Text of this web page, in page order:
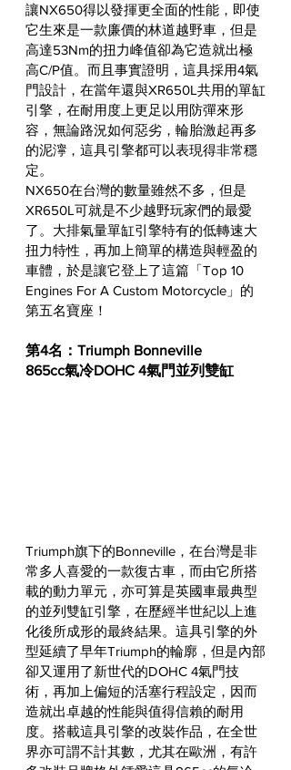
讓NX650得以發揮更全面的性能，即使
它生來是一款廉價的林道越野車，但是
高達53Nm的扭力峰值卻為它造就出極
高C/P值。而且事實證明，這具採用4氣
門設計，在當年還與XR650L共用的單缸
引擎，在耐用度上更足以用防彈來形
容，無論路況如何惡劣，輪胎激起再多
的泥濘，這具引擎都可以表現得非常穩
定。
NX650在台灣的數量雖然不多，但是
XR650L可就是不少越野玩家們的最愛
了。大排氣量單缸引擎特有的低轉速大
扭力特性，再加上簡單的構造與輕盈的
車體，於是讓它登上了這篇「Top 10
Engines For A Custom Motorcycle」的
第五名寶座！
第4名：Triumph Bonneville
865cc氣冷DOHC 4氣門並列雙缸
Triumph旗下的Bonneville，在台灣是非
常多人喜愛的一款復古車，而由它所搭
載的動力單元，亦可算是英國車最典型
的並列雙缸引擎，在歷經半世紀以上進
化後所成形的最終結果。這具引擎的外
型延續了早年Triumph的輪廓，但是內部
卻又運用了新世代的DOHC 4氣門技
術，再加上偏短的活塞行程設定，因而
造就出卓越的性能與值得信賴的耐用
度。搭載這具引擎的改裝作品，在全世
界亦可謂不計其數，尤其在歐洲，有許